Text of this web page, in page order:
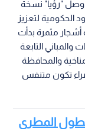
وصل "رؤيا" نسخة
الحكومية لتعزيز
أشجار مثمرة بدأت
والمباني التابعة
والمحافظة
تكون متنفس
المطري